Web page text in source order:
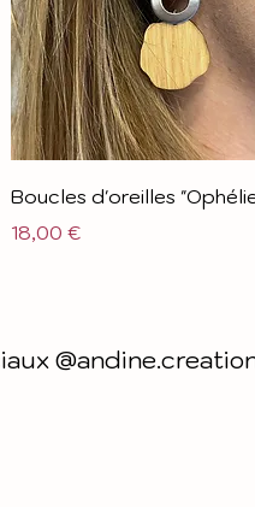
Boucles d'oreilles
Prix
18,00 €